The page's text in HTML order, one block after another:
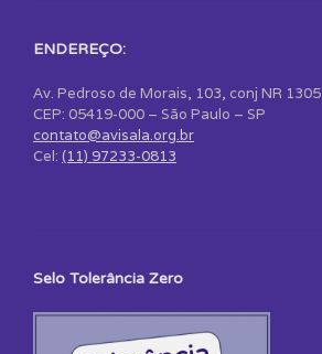
ENDEREÇO:
Av. Pedroso de Morais, 103, conj NR 1305
CEP: 05419-000 – São Paulo – SP
contato@avisala.org.br
Cel: (11) 97233-0813
Selo Tolerância Zero